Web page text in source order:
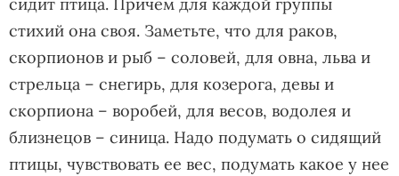
сидит птица. Причем для каждой группы
стихий она своя. Заметьте, что для раков,
скорпионов и рыб – соловей, для овна, льва и
стрельца – снегирь, для козерога, девы и
скорпиона – воробей, для весов, водолея и
близнецов – синица. Надо подумать о сидящий
птицы, чувствовать ее вес, подумать какое у нее